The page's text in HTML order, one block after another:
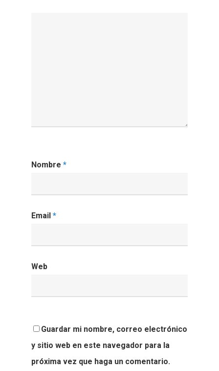
Nombre *
Email *
Web
Guardar mi nombre, correo electrónico
y sitio web en este navegador para la
próxima vez que haga un comentario.